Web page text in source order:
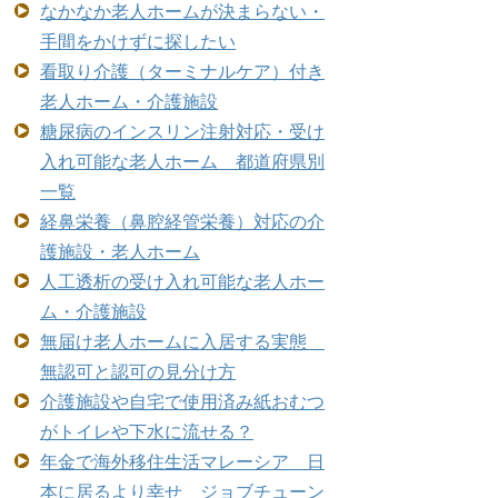
なかなか老人ホームが決まらない・
手間をかけずに探したい
看取り介護（ターミナルケア）付き
老人ホーム・介護施設
糖尿病のインスリン注射対応・受け
入れ可能な老人ホーム 都道府県別
一覧
経鼻栄養（鼻腔経管栄養）対応の介
護施設・老人ホーム
人工透析の受け入れ可能な老人ホー
ム・介護施設
無届け老人ホームに入居する実態
無認可と認可の見分け方
介護施設や自宅で使用済み紙おむつ
がトイレや下水に流せる？
年金で海外移住生活マレーシア 日
本に居るより幸せ ジョブチューン